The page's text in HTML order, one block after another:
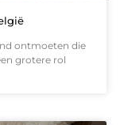
ontmoeten die
grotere rol